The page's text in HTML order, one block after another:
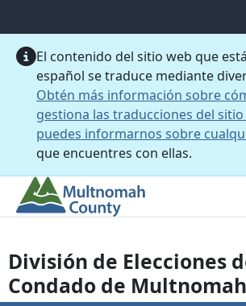
El contenido del sitio web que
español se traduce mediante
Obtén más información sobre
gestiona las traducciones del
puedes informarnos sobre
que encuentres con ellas.
División de Elecciones
Condado de Multnomah